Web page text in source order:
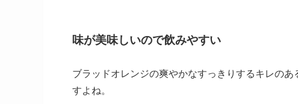
味が美味しいので飲みやすい
ブラッドオレンジの爽やかなすっきりするキレの
すよね。